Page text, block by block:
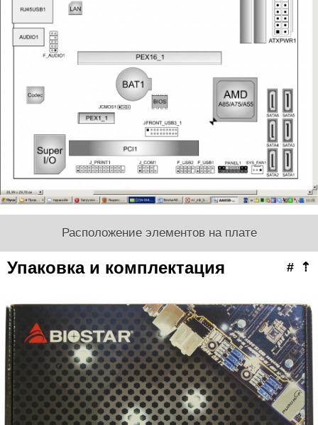
Расположение элементов на плате
⇡
#
Упаковка и комплектация